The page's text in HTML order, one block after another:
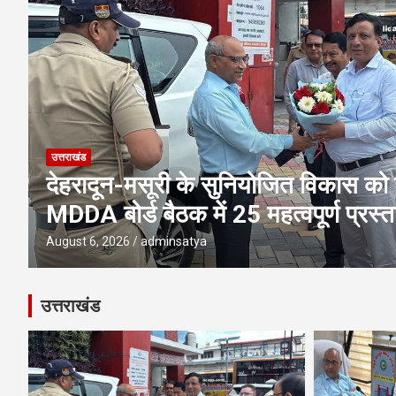
उत्तराखंड
एमडीडीए बोर्ड बैठक में 25 विकास
पूलिंग, पर्यटन, होटल, औद्योगिक भवन
परियोजनाओं पर अहम फैसले
August 6, 2026 adminsatya
उत्तराखंड